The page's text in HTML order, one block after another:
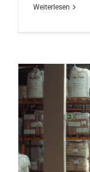
Weiterlesen